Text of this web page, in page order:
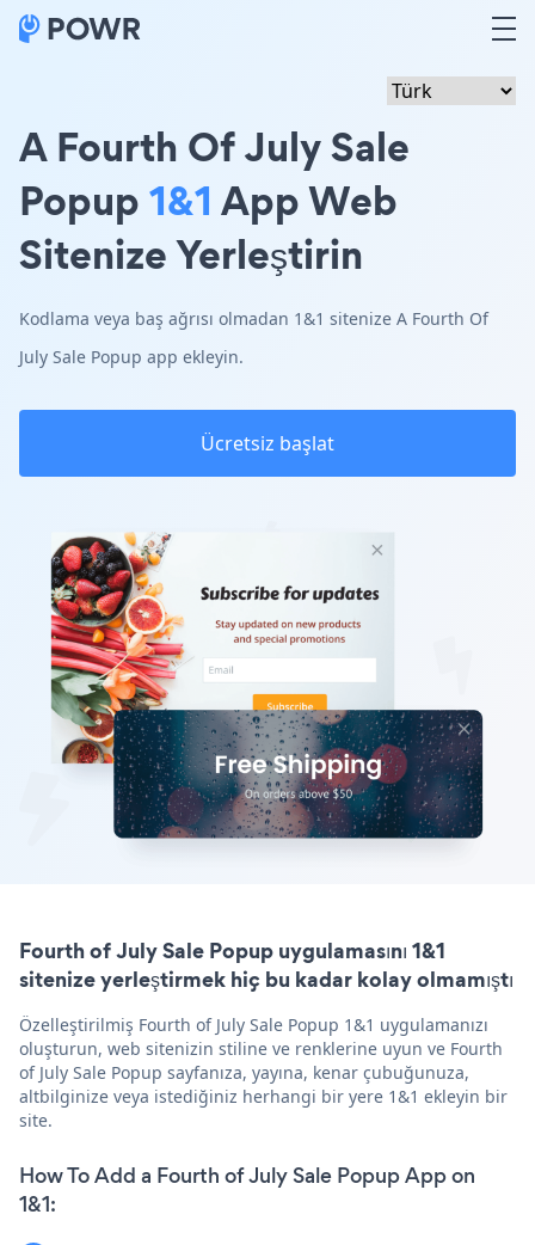
A Fourth Of July Sale
Popup1&1 App Web
Sitenize Yerleştirin
Kodlama veya baş ağrısı olmadan 1&1 sitenize A Fourth Of
July Sale Popup app ekleyin.
Ücretsiz başlat
Fourth of July Sale Popup uygulamasını 1&1
sitenize yerleştirmek hiç bu kadar kolay olmamıştı
Özelleştirilmiş Fourth of July Sale Popup 1&1 uygulamanızı
oluşturun, web sitenizin stiline ve renklerine uyun ve Fourth
of July Sale Popup sayfanıza, yayına, kenar çubuğunuza,
altbilginize veya istediğiniz herhangi bir yere 1&1 ekleyin bir
site.
How To Add a Fourth of July Sale Popup App on
1&1: